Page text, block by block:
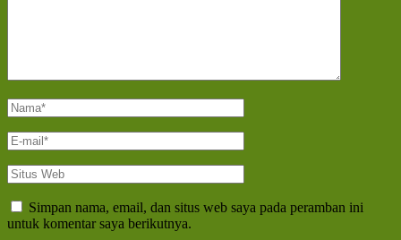
Nama*
E-
mail*
Situs
Web
Simpan nama, email, dan situs web saya pada peramban ini
untuk komentar saya berikutnya.